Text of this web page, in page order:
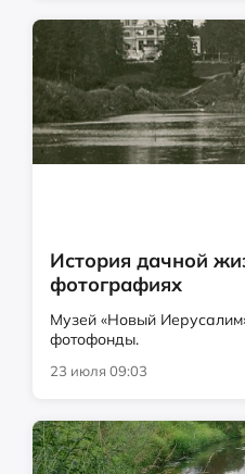
История дачной
фотографиях
Музей «Новый
фотофонды.
23 июля 09:03